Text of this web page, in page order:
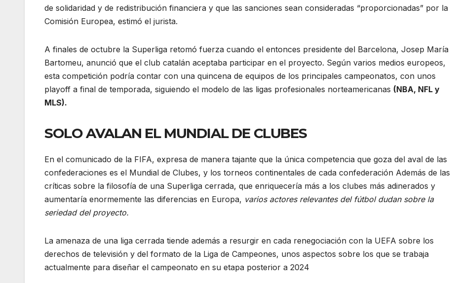
de solidaridad y de redistribución financiera y que las sanciones sean consideradas “proporcionadas” por la
Comisión Europea, estimó el jurista.
A finales de octubre la Superliga retomó fuerza cuando el entonces presidente del Barcelona, Josep María
Bartomeu, anunció que el club catalán aceptaba participar en el proyecto. Según varios medios europeos,
esta competición podría contar con una quincena de equipos de los principales campeonatos, con unos
playoff a final de temporada, siguiendo el modelo de las ligas profesionales norteamericanas (NBA, NFL y
MLS).
SOLO AVALAN EL MUNDIAL DE CLUBES
En el comunicado de la FIFA, expresa de manera tajante que la única competencia que goza del aval de las
confederaciones es el Mundial de Clubes, y los torneos continentales de cada confederación Además de las
críticas sobre la filosofía de una Superliga cerrada, que enriquecería más a los clubes más adinerados y
aumentaría enormemente las diferencias en Europa, varios actores relevantes del fútbol dudan sobre la
seriedad del proyecto.
La amenaza de una liga cerrada tiende además a resurgir en cada renegociación con la UEFA sobre los
derechos de televisión y del formato de la Liga de Campeones, unos aspectos sobre los que se trabaja
actualmente para diseñar el campeonato en su etapa posterior a 2024